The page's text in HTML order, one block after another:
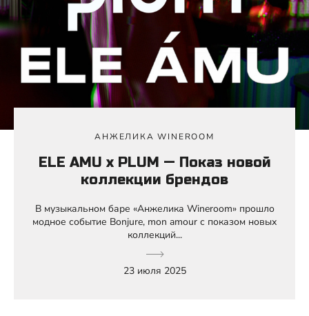
АНЖЕЛИКА WINEROOM
ELE AMU x PLUM — Показ новой
коллекции брендов
В музыкальном баре «Анжелика Wineroom» прошло
модное событие Bonjure, mon amour с показом новых
коллекций...
23 июля 2025